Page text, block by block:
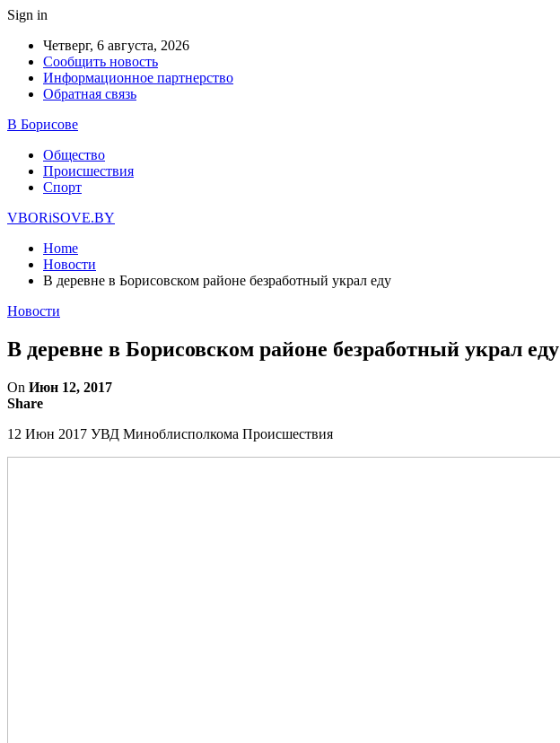
Sign in
Четверг, 6 августа, 2026
Сообщить новость
Информационное партнерство
Обратная связь
В Борисове
Общество
Происшествия
Спорт
VBORiSOVE.BY
Home
Новости
В деревне в Борисовском районе безработный украл еду
Новости
В деревне в Борисовском районе безработный украл еду
On Июн 12, 2017
Share
12 Июн 2017 УВД Миноблисполкома Происшествия